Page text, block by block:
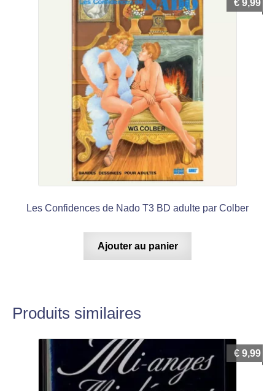
Les Confidences de Nado T3 BD adulte par Colber
€ 9,99
Ajouter au panier
Produits similaires
€ 9,99